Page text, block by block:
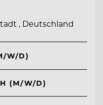
, Deutschland
W/D)
(M/W/D)